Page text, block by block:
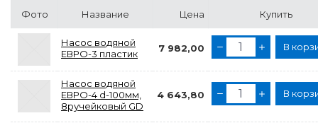
Фото Название Цена Купить
Насос водяной
ЕВРО-3 пластик
7 982,00 В
Насос водяной
ЕВРО-4 d-100мм,
8ручейковый GD
4 643,80 В